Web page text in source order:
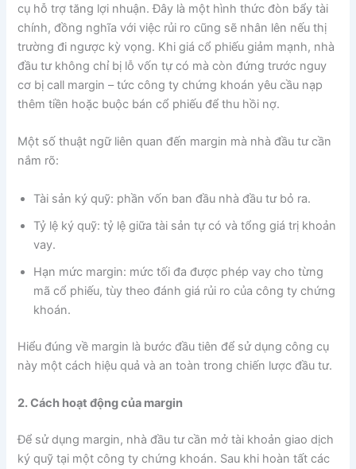
cụ hỗ trợ tăng lợi nhuận. Đây là một hình thức đòn bẩy tài
chính, đồng nghĩa với việc rủi ro cũng sẽ nhân lên nếu thị
trường đi ngược kỳ vọng. Khi giá cổ phiếu giảm mạnh, nhà
đầu tư không chỉ bị lỗ vốn tự có mà còn đứng trước nguy
cơ bị call margin – tức công ty chứng khoán yêu cầu nạp
thêm tiền hoặc buộc bán cổ phiếu để thu hồi nợ.
Một số thuật ngữ liên quan đến margin mà nhà đầu tư cần
nắm rõ:
Tài sản ký quỹ: phần vốn ban đầu nhà đầu tư bỏ ra.
Tỷ lệ ký quỹ: tỷ lệ giữa tài sản tự có và tổng giá trị khoản
vay.
Hạn mức margin: mức tối đa được phép vay cho từng
mã cổ phiếu, tùy theo đánh giá rủi ro của công ty chứng
khoán.
Hiểu đúng về margin là bước đầu tiên để sử dụng công cụ
này một cách hiệu quả và an toàn trong chiến lược đầu tư.
2. Cách hoạt động của margin
Để sử dụng margin, nhà đầu tư cần mở tài khoản giao dịch
ký quỹ tại một công ty chứng khoán. Sau khi hoàn tất các